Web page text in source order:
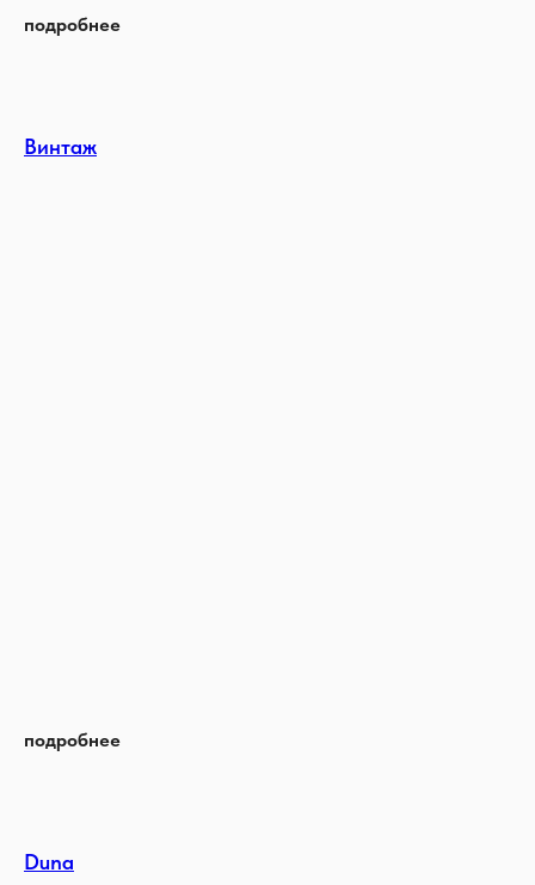
подробнее
Винтаж
подробнее
Duna